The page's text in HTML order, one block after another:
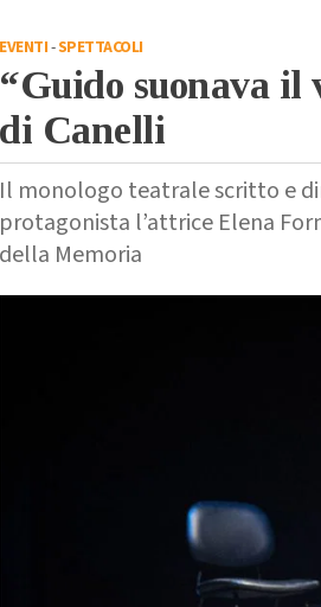
EVENTI-SPETTACOLI
“Guido suonava il
di Canelli
Il monologo teatrale scritto e
protagonista l’attrice Elena
della Memoria